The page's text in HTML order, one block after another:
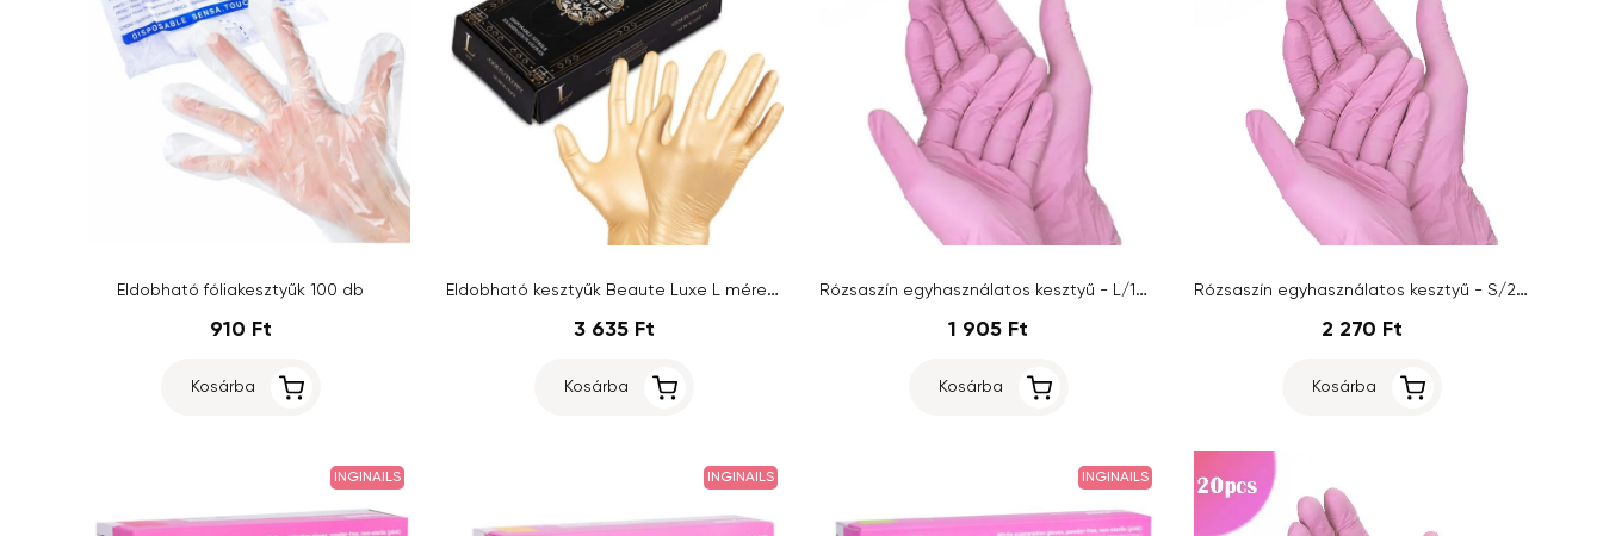
Eldobható fóliakesztyűk 100 db
910 Ft
Kosárba
Eldobható kesztyűk Beaute Luxe L méret, arany - 50 db
3 635 Ft
Kosárba
Rózsaszín egyhasználatos kesztyű - L/10db
1 905 Ft
Kosárba
Rózsaszín egyhasználatos kesztyű - S/20db
2 270 Ft
Kosárba
INGINAILS INGINAILS INGINAILS